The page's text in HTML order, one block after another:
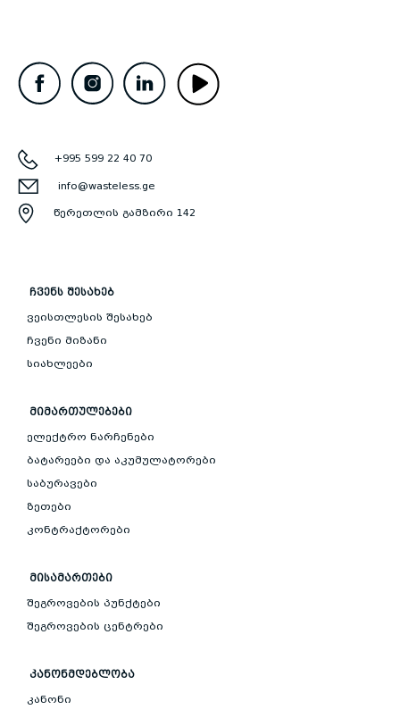
+995 599 22 40 70
info@wasteless.ge
წერეთლის გამზირი 142
ᲩᲕᲔᲜᲡ ᲨᲔᲡᲐᲮᲔᲑ
ვეისთლესის შესახებ
ჩვენი მიზანი
სიახლეები
ᲛᲘᲛᲐᲠᲗᲣᲚᲔᲑᲔᲑᲘ
ელექტრო ნარჩენები
ბატარეები და აკუმულატორები
საბურავები
ზეთები
კონტრაქტორები
ᲛᲘᲡᲐᲛᲐᲠᲗᲔᲑᲘ
შეგროვების პუნქტები
შეგროვების ცენტრები
ᲙᲐᲜᲝᲜᲛᲓᲔᲑᲚᲝᲑᲐ
კანონი